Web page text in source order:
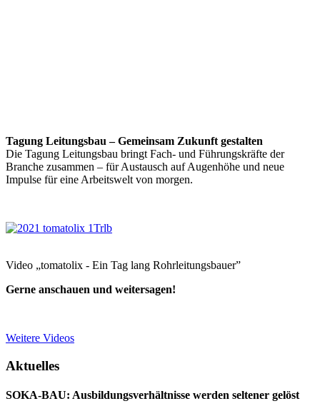
Tagung Leitungsbau – Gemeinsam Zukunft gestalten
Die Tagung Leitungsbau bringt Fach- und Führungskräfte der
Branche zusammen – für Austausch auf Augenhöhe und neue
Impulse für eine Arbeitswelt von morgen.
Video „tomatolix - Ein Tag lang Rohrleitungsbauer”
Gerne anschauen und weitersagen!
Weitere Videos
Aktuelles
SOKA-BAU: Ausbildungsverhältnisse werden seltener gelöst